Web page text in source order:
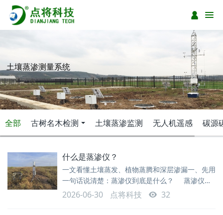
土壤蒸渗测量系统
全部 古树名木检测 土壤蒸渗监测 无人机遥感 碳源
什么是蒸渗仪？
一文看懂土壤蒸发、植物蒸腾和深层渗漏一、先用
一句话说清楚：蒸渗仪到底是什么？ 蒸渗仪，
也常被称为 lysimeter，是一种用于研究土壤—植
物—大气之间水分交换过程的观测设备。简单理
2026-06-30 点将科技 32